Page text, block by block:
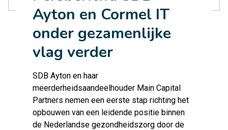
Ayton en Cormel IT
onder gezamenlijke
vlag verder
SDB Ayton en haar
meerderheidsaandeelhouder Main Capital
Partners nemen een eerste stap richting het
opbouwen van een leidende positie binnen
de Nederlandse gezondheidszorg door de